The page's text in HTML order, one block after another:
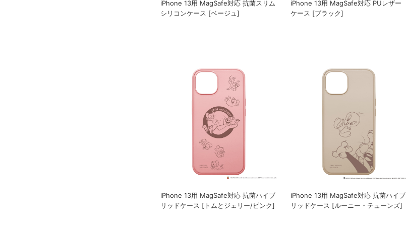
iPhone 13用 MagSafe対応 抗菌スリム
シリコンケース [ベージュ]
iPhone 13用 MagSafe対応 PUレザー
ケース [ブラック]
iPhone 13用 MagSafe対応 抗菌ハイブ
リッドケース [トムとジェリー/ピンク]
iPhone 13用 MagSafe対応 抗菌ハイブ
リッドケース [ルーニー・テューンズ]